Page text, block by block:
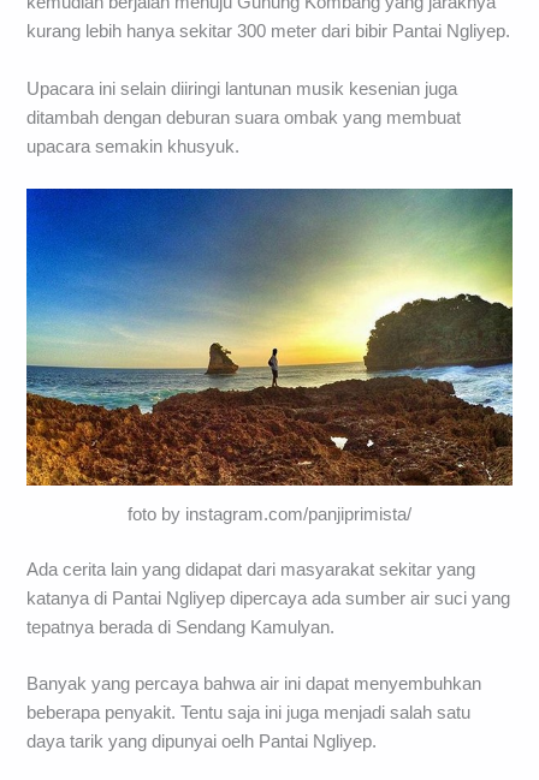
kurang lebih hanya sekitar 300 meter dari bibir Pantai Ngliyep.
Upacara ini selain diiringi lantunan musik kesenian juga
ditambah dengan deburan suara ombak yang membuat
upacara semakin khusyuk.
foto by instagram.com/panjiprimista/
Ada cerita lain yang didapat dari masyarakat sekitar yang
katanya di Pantai Ngliyep dipercaya ada sumber air suci yang
tepatnya berada di Sendang Kamulyan.
Banyak yang percaya bahwa air ini dapat menyembuhkan
beberapa penyakit. Tentu saja ini juga menjadi salah satu
daya tarik yang dipunyai oelh Pantai Ngliyep.